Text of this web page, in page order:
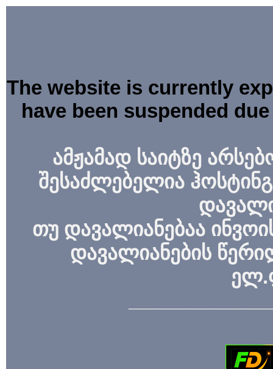
The website is currently
have been suspended
ამჟამად საიტზე
შესაძლებელია
თუ დავალიანებაა
დავალიანების